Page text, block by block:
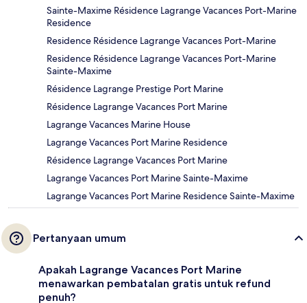
Sainte-Maxime Résidence Lagrange Vacances Port-Marine
Residence
Residence Résidence Lagrange Vacances Port-Marine
Residence Résidence Lagrange Vacances Port-Marine
Sainte-Maxime
Résidence Lagrange Prestige Port Marine
Résidence Lagrange Vacances Port Marine
Lagrange Vacances Marine House
Lagrange Vacances Port Marine Residence
Résidence Lagrange Vacances Port Marine
Lagrange Vacances Port Marine Sainte-Maxime
Lagrange Vacances Port Marine Residence Sainte-Maxime
Pertanyaan umum
Apakah Lagrange Vacances Port Marine
menawarkan pembatalan gratis untuk refund
penuh?